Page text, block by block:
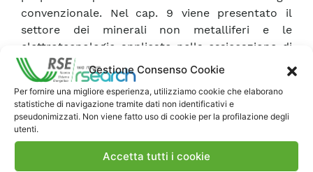
Gestione Consenso Cookie
Per fornire una migliore esperienza, utilizziamo cookie che elaborano
statistiche di navigazione tramite dati non identificativi e
pseudonimizzati. Non viene fatto uso di cookie per la profilazione degli
utenti.
Accetta tutti i cookie
convenzionale. Nel cap. 9 viene presentato il
settore dei minerali non metalliferi e le
elettrotecnologie applicate nella essiccazione di
manufatti di calcestruzzo. La fase in cui
interviene la tecnologia sostitutiva, viene
inquadrata all’interno del processo di lavorazione
e vengono forniti i consumi specifici propri e
quelli relativi e alla tecnologia convenzionale. Nel
metallo e le elettrotecnologie applicate nella